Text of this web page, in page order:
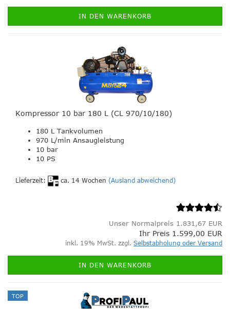
IN DEN WARENKORB
Kompressor 10 bar 180 L (CL 970/10/180)
180 L Tankvolumen
970 L/min Ansaugleistung
10 bar
10 PS
Lieferzeit: ca. 14 Wochen (Ausland abweichend)
Unser Normalpreis 1.831,67 EUR
Ihr Preis 1.599,00 EUR
inkl. 19% MwSt. zzgl. Selbstabholung oder Versand
IN DEN WARENKORB
TOP